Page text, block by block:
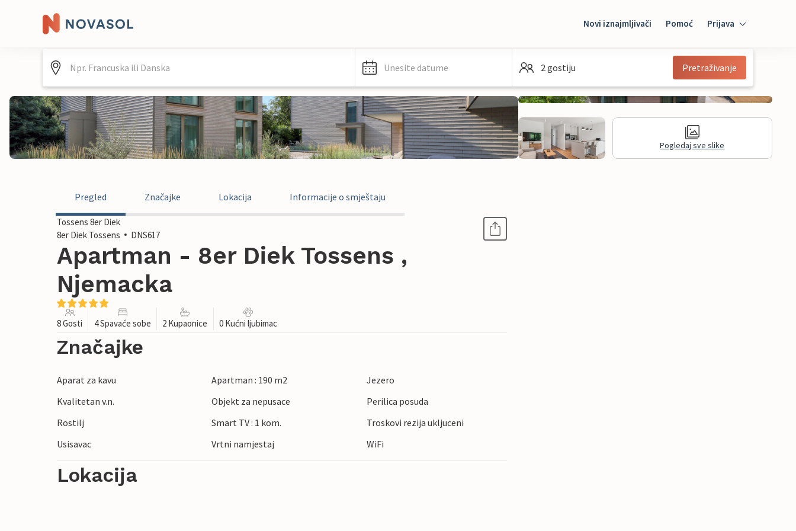
Novi iznajmljivači Pomoć Prijava
Mybooking
Unesite datume 2 gostiju Pretraživanje
Pogledaj sve slike
Pregled Značajke Lokacija Informacije o smještaju
Tossens 8er Diek
8er Diek Tossens
DNS617
Apartman - 8er Diek Tossens ,
Njemacka
8 Gosti 4 Spavaće sobe 2 Kupaonice 0 Kućni ljubimac
Značajke
Aparat za kavu Apartman : 190 m2
Jezero
Kvalitetan v.n.
Objekt za nepusace
Perilica posuda
Rostilj
Smart TV : 1 kom.
Troskovi rezija ukljuceni
Usisavac
Vrtni namjestaj WiFi
Lokacija